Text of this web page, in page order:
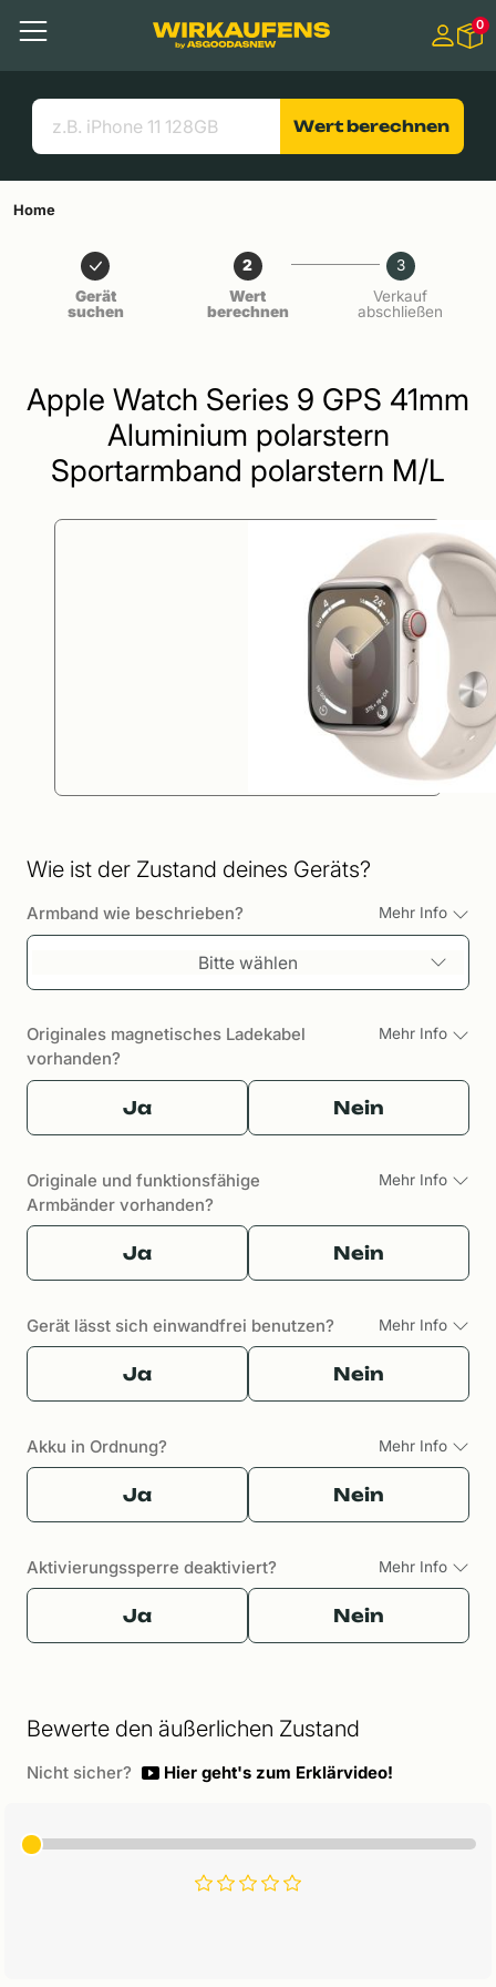
Menü
Suchen
Nützliche Links
0
Wert berechnen
Home
Gerät
suchen
2
Wert
berechnen
3
Verkauf
abschließen
Apple Watch Series 9 GPS 41mm
Aluminium polarstern
Sportarmband polarstern M/L
Wie ist der Zustand deines Geräts?
Armband wie beschrieben? Mehr Info
Bitte wählen
Originales magnetisches Ladekabel
vorhanden?
Mehr Info
Ja Nein
Originale und funktionsfähige
Armbänder vorhanden?
Mehr Info
Ja Nein
Gerät lässt sich einwandfrei benutzen? Mehr Info
Ja Nein
Akku in Ordnung? Mehr Info
Ja Nein
Aktivierungssperre deaktiviert? Mehr Info
Ja Nein
Bewerte den äußerlichen Zustand
Nicht sicher? Hier geht's zum Erklärvideo!